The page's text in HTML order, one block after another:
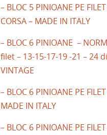
– BLOC 5 PINIOANE PE
CORSA – MADE IN ITALY
– BLOC 6 PINIOANE –
filet – 13-15-17-19 -21 – 24
VINTAGE
– BLOC 6 PINIOANE PE
MADE IN ITALY
– BLOC 6 PINIOANE PE